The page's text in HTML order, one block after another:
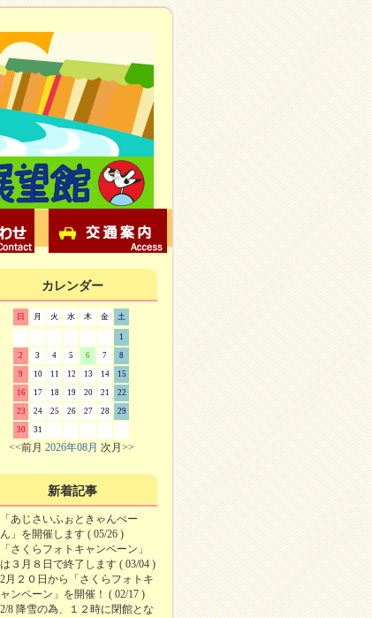
カレンダー
日 月 火 水 木 金 土
1
2 3 4 5 6 7 8
9 10 11 12 13 14 15
16 17 18 19 20 21 22
23 24 25 26 27 28 29
30 31
<<前月 2026年08月 次月>>
新着記事
「あじさいふぉときゃんぺー
ん」を開催します ( 05/26 )
「さくらフォトキャンペーン」
は３月８日で終了します ( 03/04 )
2月２０日から「さくらフォトキ
ャンペーン」を開催！ ( 02/17 )
2/8 降雪の為、１２時に閉館とな